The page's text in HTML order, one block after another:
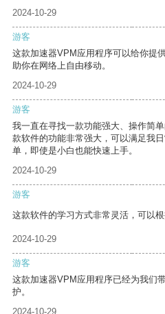
2024-10-29
游客
这款加速器VPM应用程序可以给你提
助你在网络上自由移动。
2024-10-29
游客
我一直在寻找一款功能强大、操作简
款软件的功能非常强大，可以满足我
单，即使是小白也能快速上手。
2024-10-29
游客
这款软件的学习方式非常灵活，可以
2024-10-29
游客
这款加速器VPM应用程序已经为我们
护。
2024-10-29